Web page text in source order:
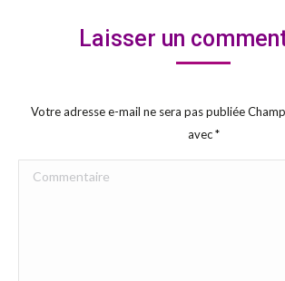
Laisser un
Votre adresse e-mail ne sera pas publiée
avec*
Commentaire